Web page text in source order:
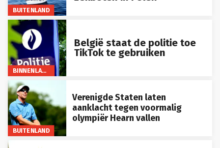
BUITENLAND
BINNENLAND
België staat de politie toe
TikTok te gebruiken
BUITENLAND
Verenigde Staten laten
aanklacht tegen voormalig
olympiër Hearn vallen